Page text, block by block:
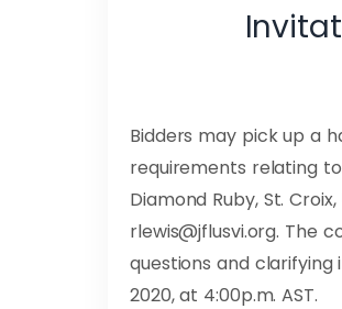
Bidders may pick up a
requirements relating
Diamond Ruby, St.
rlewis@jflusvi.org. The
questions and clarifying
2020, at 4:00p.m. AST.